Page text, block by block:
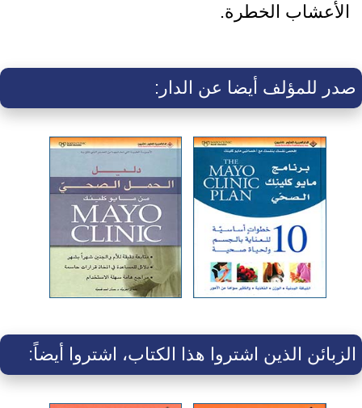
الأعشاب الخطرة.
صدر للمؤلف أيضا عن الدار:
الزبائن الذين اشتروا هذا الكتاب، اشتروا أيضاً: